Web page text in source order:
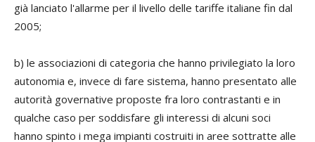
già lanciato l'allarme per il livello delle tariffe italiane fin dal
2005;
b) le associazioni di categoria che hanno privilegiato la loro
autonomia e, invece di fare sistema, hanno presentato alle
autorità governative proposte fra loro contrastanti e in
qualche caso per soddisfare gli interessi di alcuni soci
hanno spinto i mega impianti costruiti in aree sottratte alle